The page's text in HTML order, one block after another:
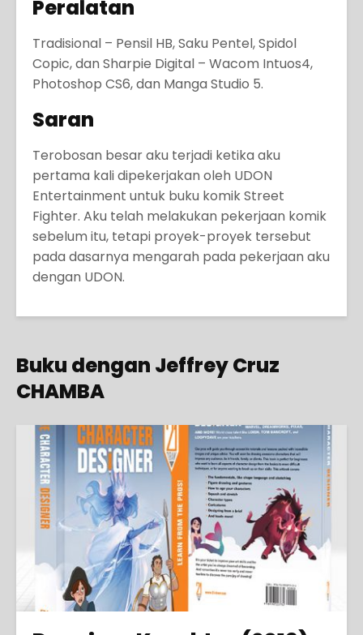
Peralatan
Tradisional – Pensil HB, Saku Pentel, Spidol
Copic, dan Sharpie Digital – Wacom Intuos4,
Photoshop CS6, dan Manga Studio 5.
Saran
Terobosan besar aku terjadi ketika aku
pertama kali dipekerjakan oleh UDON
Entertainment untuk buku komik Street
Fighter. Aku telah melakukan pekerjaan komik
sebelum itu, tetapi proyek-proyek tersebut
pada dasarnya mengarah pada pekerjaan aku
dengan UDON.
Buku dengan Jeffrey Cruz
CHAMBA